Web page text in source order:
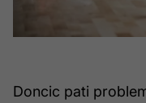
Doncic pati